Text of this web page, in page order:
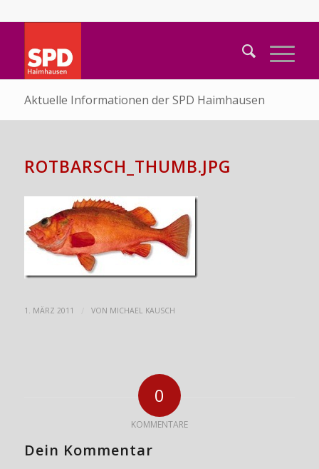
Aktuelle Informationen der SPD Haimhausen
ROTBARSCH_THUMB.JPG
1. MÄRZ 2011 VON MICHAEL KAUSCH
0
KOMMENTARE
Dein Kommentar